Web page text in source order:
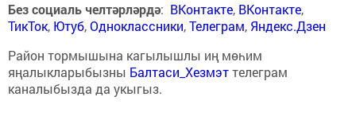
Без социаль челтәрләрдә: ВКонтакте, ВКонтакте,
ТикТок, Ютуб,Одноклассники,Телеграм, Яндекс.Дзен
Район тормышына кагылышлы иң мөһим
яңалыкларыбызны Балтаси_Хезмэттелеграм
каналыбызда да укыгыз.